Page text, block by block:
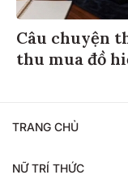
Câu chuyện
thu mua đồ
TRANG CHỦ
NỮ TRÍ THỨC